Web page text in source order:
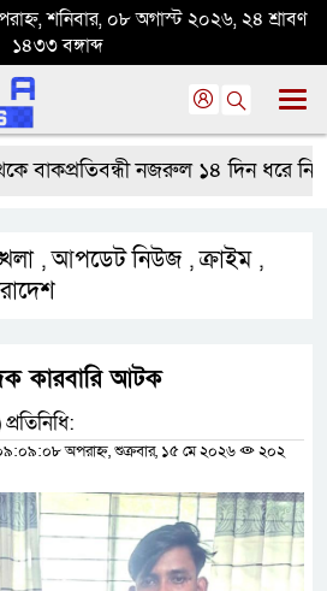
শনিবার, ০৮ অগাস্ট ২০২৬, ২৪ শ্রাবণ
১৪৩৩ বঙ্গাব্দ
নজরুল ১৪ দিন ধরে নিখোঁজ
,আপডেট নিউজ ,ক্রাইম ,
কারবারি আটক
অপরাহ্ন, শুক্রবার, ১৫ মে ২০২৬
২০২